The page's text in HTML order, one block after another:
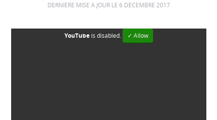
DERNIÈRE MISE À JOUR LE 6 DÉCEMBRE 2017
YouTubeis disabled. ✓ Allow